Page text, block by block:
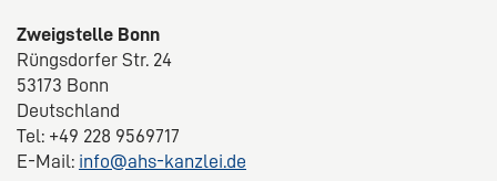
Zweigstelle Bonn
Rüngsdorfer Str. 24
53173 Bonn
Deutschland
Tel: +49 228 9569717
E-Mail: info@ahs-kanzlei.de